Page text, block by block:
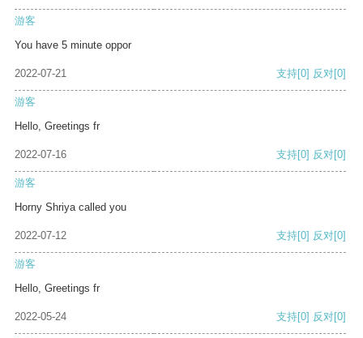
游客
You have 5 minute oppor
2022-07-21 支持[0] 反对[0]
游客
Hello, Greetings fr
2022-07-16 支持[0] 反对[0]
游客
Horny Shriya called you
2022-07-12 支持[0] 反对[0]
游客
Hello, Greetings fr
2022-05-24 支持[0] 反对[0]